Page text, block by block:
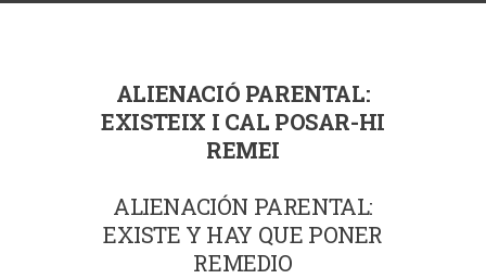
ALIENACIÓ PARENTAL:
EXISTEIX I CAL POSAR-HI
REMEI
ALIENACIÓN PARENTAL:
EXISTE Y HAY QUE PONER
REMEDIO